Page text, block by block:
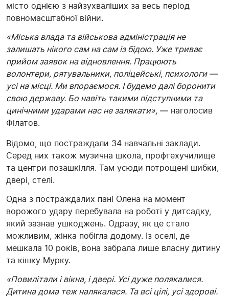
місто однією з найзухваліших за весь період
повномасштабної війни.
«Міська влада та військова адміністрація не
залишать нікого сам на сам із бідою. Уже триває
прийом заявок на відновлення. Працюють
волонтери, рятувальники, поліцейські, психологи —
усі на місці. Ми впораємося. І будемо далі боронити
свою державу. Бо навіть такими підступними та
цинічними ударами нас не залякати», — наголосив
Філатов.
Відомо, що постраждали 34 навчальні заклади.
Серед них також музична школа, профтехучилище
та центри позашкілля. Там усюди потрощені шибки,
двері, стелі.
Одна з постраждалих пані Олена на момент
ворожого удару перебувала на роботі у дитсадку,
який зазнав ушкоджень. Одразу, як це стало
можливим, жінка побігла додому. Із оселі, де
мешкала 10 років, вона забрала лише власну дитину
та кішку Мурку.
«Повилітали і вікна, і двері. Усі дуже полякалися.
Дитина дома теж налякалася. Та всі цілі, усі здорові.